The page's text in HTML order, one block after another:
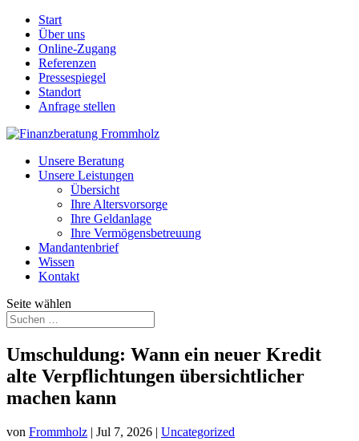
Start
Über uns
Online-Zugang
Referenzen
Pressespiegel
Standort
Anfrage stellen
Unsere Beratung
Unsere Leistungen
Übersicht
Ihre Altersvorsorge
Ihre Geldanlage
Ihre Vermögensbetreuung
Mandantenbrief
Wissen
Kontakt
Seite wählen
Umschuldung: Wann ein neuer Kredit
alte Verpflichtungen übersichtlicher
machen kann
von Frommholz | Jul 7, 2026 | Uncategorized